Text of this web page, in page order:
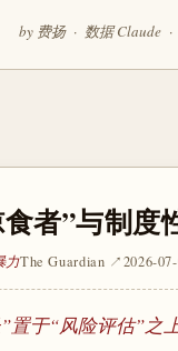
by 费扬 · 数据 Claude ·
者”与制度
力The Guardian ↗2026-
置于“风险评估”之